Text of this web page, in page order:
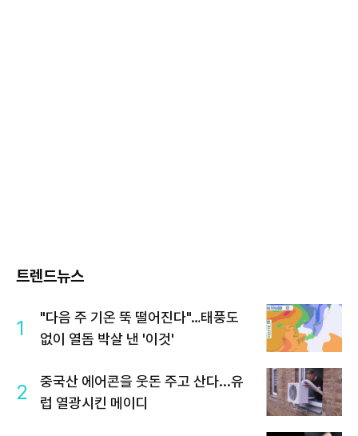
트렌드뉴스
1
"다음 주 기온 뚝 떨어진다"…태풍도
없이 열돔 박살 낸 '이것'
2
중국산 에어콘을 웃돈 주고 산다...유
럽 열광시킨 메이디